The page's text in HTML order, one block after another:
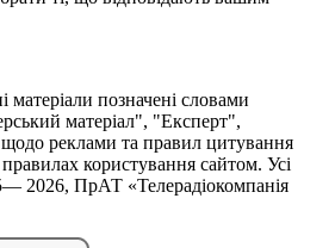
матеріали позначені словами
матеріал", "Експерт",
реклами та правил цитування
користування сайтом. Усі
2026, ПрАТ «Телерадіокомпанія